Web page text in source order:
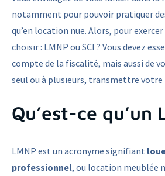
notamment pour pouvoir pratiquer
qu’en location nue. Alors, pour
choisir : LMNP ou SCI ? Vous devez
compte de la fiscalité, mais aussi de
seul ou à plusieurs, transmettre
Qu’est-ce qu’un
LMNP est un acronyme signifiant
professionnel, ou location meublée